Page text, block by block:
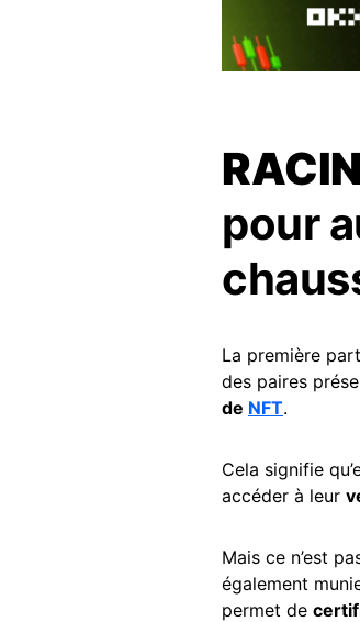
pour
La première
des paires
de NFT.
Cela signifie
accéder à leur
Mais ce n’est
également
permet de